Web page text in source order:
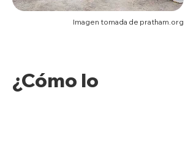
Imagen tomada de pratham.org
¿Cómo lo